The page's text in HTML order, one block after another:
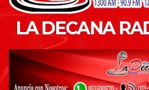
LA DECANA